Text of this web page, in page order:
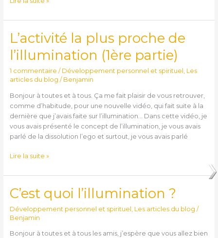
L’activité la plus proche de
l’illumination (1ère partie)
1 commentaire / Développement personnel et spirituel Les
articles du blog / Benjamin
Bonjour à toutes et à tous. Ça me fait plaisir de vous retrouver,
comme d’habitude, pour une nouvelle vidéo, qui fait suite à la
dernière que j’avais faite sur l’illumination… Dans cette vidéo, je
vous avais présenté le concept de l’illumination, je vous avais
parlé de la dissolution l’ego et surtout, je vous avais parlé
L’activité
la
plus
de
(1ère
partie)
Lire la suite »
C’est quoi l’illumination ?
Développement personnel et spirituel Les articles du blog /
Benjamin
Bonjour à toutes et à tous les amis, j’espère que vous allez bien
C’est
quoi
l’illumination
?